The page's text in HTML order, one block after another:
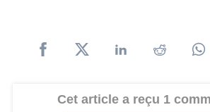
Cet article a reçu 1